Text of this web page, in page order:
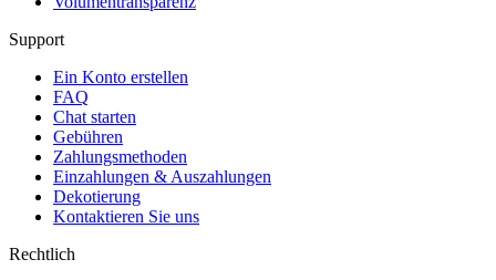
Support
Ein Konto erstellen
FAQ
Chat starten
Gebühren
Zahlungsmethoden
Einzahlungen & Auszahlungen
Dekotierung
Kontaktieren Sie uns
Rechtlich